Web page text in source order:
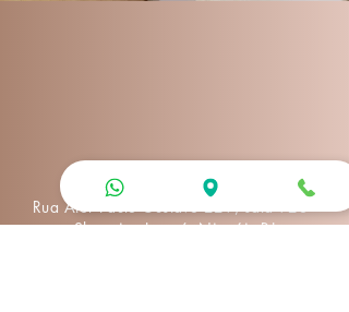
Rua Ator Paulo Gustavo 229, sala 923 -
Shopping Icaraí - Niterói - RJ